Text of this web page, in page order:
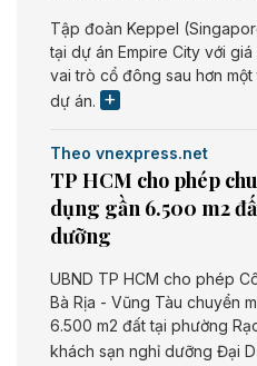
Tập đoàn Keppel
tại dự án Empire City với
vai trò cổ đông sau hơn
dự án.
Theo vnexpress.net
TP HCM cho phép
dụng gần 6.500 m2
dưỡng
UBND TP HCM cho phép
Bà Rịa - Vũng Tàu chuyển
6.500 m2 đất tại phường
khách sạn nghỉ dưỡng Đại